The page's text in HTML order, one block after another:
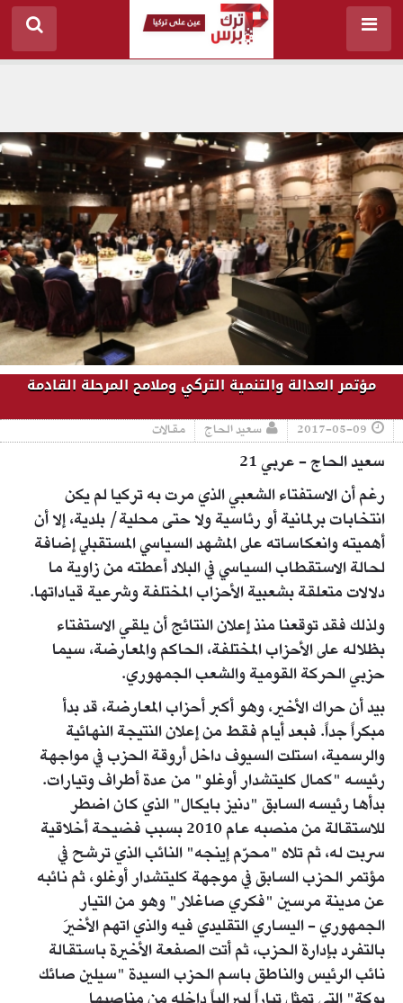
مؤتمر العدالة والتنمية التركي وملامح المرحلة القادمة
2017-05-09 سعيد الحاج مقالات
سعيد الحاج - عربي 21
رغم أن الاستفتاء الشعبي الذي مرت به تركيا لم يكن
انتخابات برلمانية أو رئاسية ولا حتى محلية/ بلدية، إلا أن
أهميته وانعكاساته على المشهد السياسي المستقبلي إضافة
لحالة الاستقطاب السياسي في البلاد أعطته من زاوية ما
دلالات متعلقة بشعبية الأحزاب المختلفة وشرعية قياداتها.
ولذلك فقد توقعنا منذ إعلان النتائج أن يلقي الاستفتاء
بظلاله على الأحزاب المختلفة، الحاكم والمعارضة، سيما
حزبي الحركة القومية والشعب الجمهوري.
بيد أن حراك الأخير، وهو أكبر أحزاب المعارضة، قد بدأ
مبكراً جداً. فبعد أيام فقط من إعلان النتيجة النهائية
والرسمية، استلت السيوف داخل أروقة الحزب في مواجهة
رئيسه "كمال كليتشدار أوغلو" من عدة أطراف وتيارات.
بدأها رئيسه السابق "دنيز بايكال" الذي كان اضطر
للاستقالة من منصبه عام 2010 بسبب فضيحة أخلاقية
سربت له، ثم تلاه "محرّم إينجه" النائب الذي ترشح في
مؤتمر الحزب السابق في موجهة كليتشدار أوغلو، ثم نائبه
عن مدينة مرسين "فكري صاغلار" وهو من التيار
الجمهوري - اليساري التقليدي فيه والذي اتهم الأخيرَ
بالتفرد بإدارة الحزب، ثم أتت الصفعة الأخيرة باستقالة
نائب الرئيس والناطق باسم الحزب السيدة "سيلين صائك